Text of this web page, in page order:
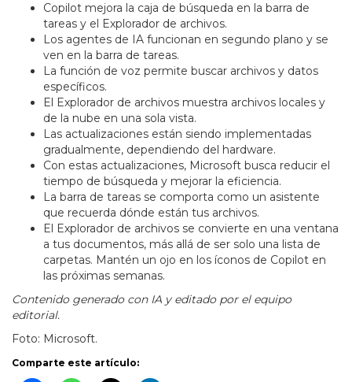
Copilot mejora la caja de búsqueda en la barra de
tareas y el Explorador de archivos.
Los agentes de IA funcionan en segundo plano y se
ven en la barra de tareas.
La función de voz permite buscar archivos y datos
específicos.
El Explorador de archivos muestra archivos locales y
de la nube en una sola vista.
Las actualizaciones están siendo implementadas
gradualmente, dependiendo del hardware.
Con estas actualizaciones, Microsoft busca reducir el
tiempo de búsqueda y mejorar la eficiencia.
La barra de tareas se comporta como un asistente
que recuerda dónde están tus archivos.
El Explorador de archivos se convierte en una ventana
a tus documentos, más allá de ser solo una lista de
carpetas. Mantén un ojo en los íconos de Copilot en
las próximas semanas.
Contenido generado con IA y editado por el equipo
editorial.
Foto: Microsoft.
Comparte este artículo: